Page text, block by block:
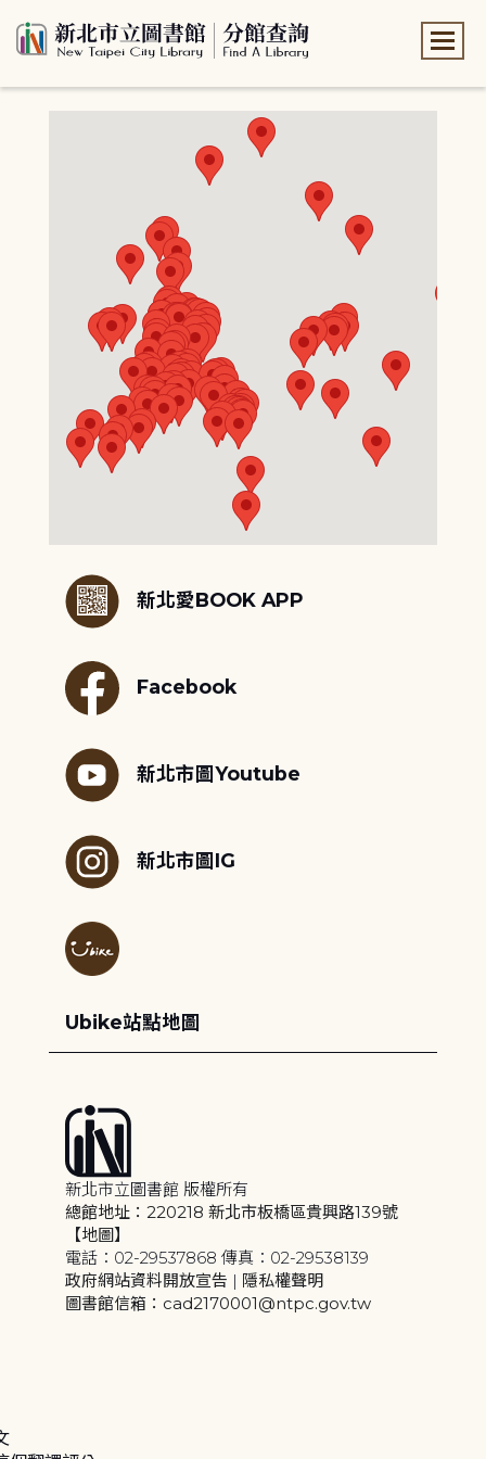
新北愛BOOK APP
Facebook
新北市圖Youtube
新北市圖IG
Ubike站點地圖
新北市立圖書館 版權所有
總館地址：220218 新北市板橋區貴興路139號
【地圖】
電話：02-29537868 傳真：02-29538139
政府網站資料開放宣告 | 隱私權聲明
圖書館信箱：cad2170001@ntpc.gov.tw